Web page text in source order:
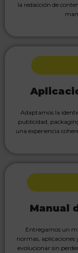
la redacción de
Adaptamos la
publicidad,
una experiencia
Manual
Entregamos un
normas, aplicaciones
evolucionar sin